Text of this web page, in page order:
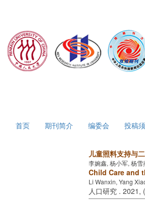
首页 期刊简介 编委会 投稿
儿童照料支持与
李婉鑫, 杨小军, 杨雪
Child Care and
Li Wanxin, Yang
人口研究 . 2021, (